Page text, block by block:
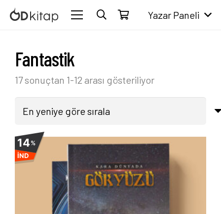
Yazar Paneli
Fantastik
17 sonuçtan 1-12 arası gösteriliyorEn
yeniye
14%
İND